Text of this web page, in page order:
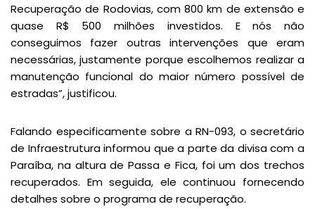
Recuperação de Rodovias, com 800 km de extensão e
quase R$ 500 milhões investidos. E nós não
conseguimos fazer outras intervenções que eram
necessárias, justamente porque escolhemos realizar a
manutenção funcional do maior número possível de
estradas”, justificou.
Falando especificamente sobre a RN-093, o secretário
de Infraestrutura informou que a parte da divisa com a
Paraíba, na altura de Passa e Fica, foi um dos trechos
recuperados. Em seguida, ele continuou fornecendo
detalhes sobre o programa de recuperação.